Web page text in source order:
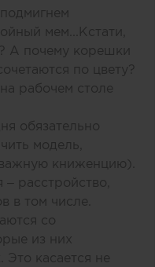
мем...Кстати,
А почему корешки
по цвету?
рабочем столе
обязательно
модель,
книженцию).
расстройство,
в том числе.
со
из них
касается не